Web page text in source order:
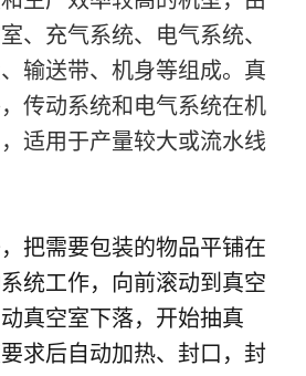
、充气系统、电气系统、
输送带、机身等组成。真
传动系统和电气系统在机
适用于产量较大或流水线
把需要包装的物品平铺在
统工作，向前滚动到真空
真空室下落，开始抽真
求后自动加热、封口，封